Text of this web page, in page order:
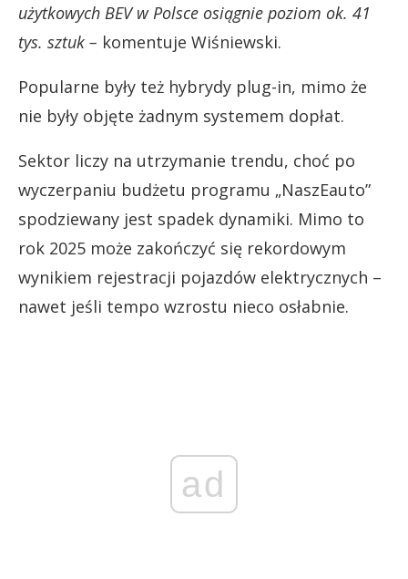
użytkowych BEV w Polsce osiągnie poziom ok. 41
tys. sztuk – komentuje Wiśniewski.
Popularne były też hybrydy plug-in, mimo że
nie były objęte żadnym systemem dopłat.
Sektor liczy na utrzymanie trendu, choć po
wyczerpaniu budżetu programu „NaszEauto”
spodziewany jest spadek dynamiki. Mimo to
rok 2025 może zakończyć się rekordowym
wynikiem rejestracji pojazdów elektrycznych –
nawet jeśli tempo wzrostu nieco osłabnie.
ad